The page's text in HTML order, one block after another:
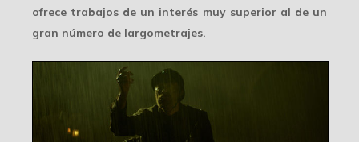
ofrece trabajos de un interés muy superior al de un
gran número de largometrajes.